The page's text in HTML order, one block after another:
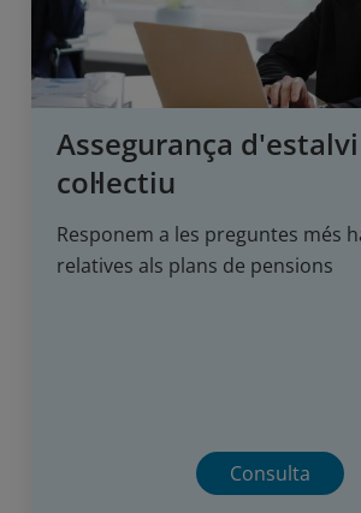
Assegurança d'estalvi
col·lectiu
Responem a les preguntes més
relatives als plans de pensions
Consulta